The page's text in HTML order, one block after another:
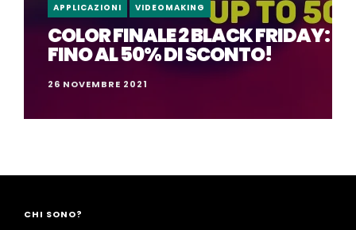
APPLICAZIONI VIDEOMAKING
COLOR FINALE 2 BLACK FRIDAY:
FINO AL 50% DI SCONTO!
26 NOVEMBRE 2021
CHI SONO?